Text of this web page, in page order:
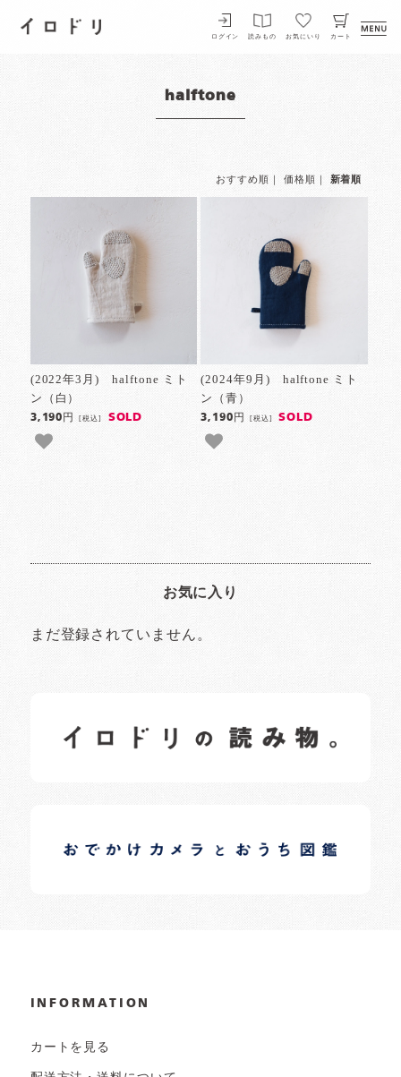
イロドリ
ログイン 読みもの お気にいり カート
halftone
おすすめ順 価格順 新着順
(2022年3月) halftone ミト
ン（白）
3,190円[税込] SOLD
(2024年9月) halftone ミト
ン（青）
3,190円 [税込] SOLD
お気に入り
まだ登録されていません。
日常の様子など随時更新中です。
日常の様子など随時更新中です。
INFORMATION
カートを見る